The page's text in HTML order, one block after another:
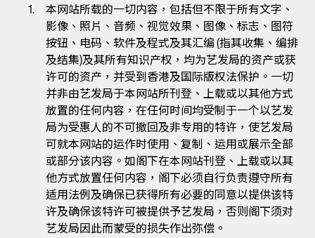
本网站所载的一切内容，包括但不限于所有文字、
影像、照片、音频、视觉效果、图像、标志、图符
按钮、电码、软件及程式及其汇编 (指其收集、编排
及结集)及其所有知识产权，均为艺发局的资产或获
许可的资产，并受到香港及国际版权法保护。一切
并非由艺发局于本网站所刊登、上载或以其他方式
放置的任何内容，在任何时间均受制于一个以艺发
局为受惠人的不可撤回及非专用的特许，使艺发局
可就本网站的运作时使用、复制、运用或展示全部
或部分该内容。如阁下在本网站刊登、上载或以其
他方式放置任何内容，阁下必须自行负责遵守所有
适用法例及确保已获得所有必要的同意以提供该特
许及确保该特许可被提供予艺发局，否则阁下须对
艺发局因此而蒙受的损失作出弥偿。